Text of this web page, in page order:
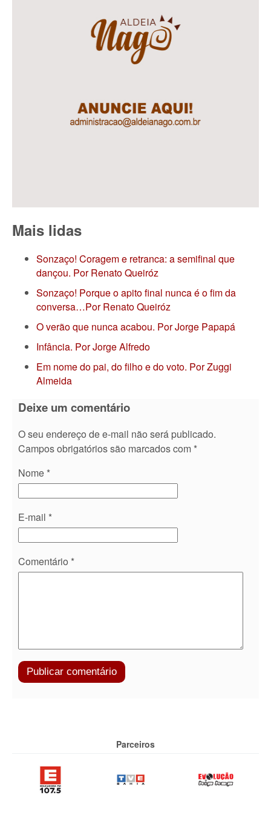
Mais lidas
Sonzaço! Coragem e retranca: a semifinal que
dançou. Por Renato Queiróz
Sonzaço! Porque o apito final nunca é o fim da
conversa…Por Renato Queiróz
O verão que nunca acabou. Por Jorge Papapá
Infância. Por Jorge Alfredo
Em nome do pai, do filho e do voto. Por Zuggi
Almeida
Deixe um comentário
O seu endereço de e-mail não será publicado.
Campos obrigatórios são marcados com *
Nome *
E-mail *
Comentário *
Parceiros